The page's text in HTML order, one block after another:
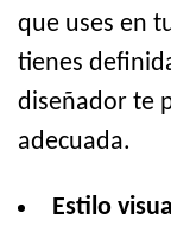
que uses en
tienes
diseñador te
adecuada.
Estilo